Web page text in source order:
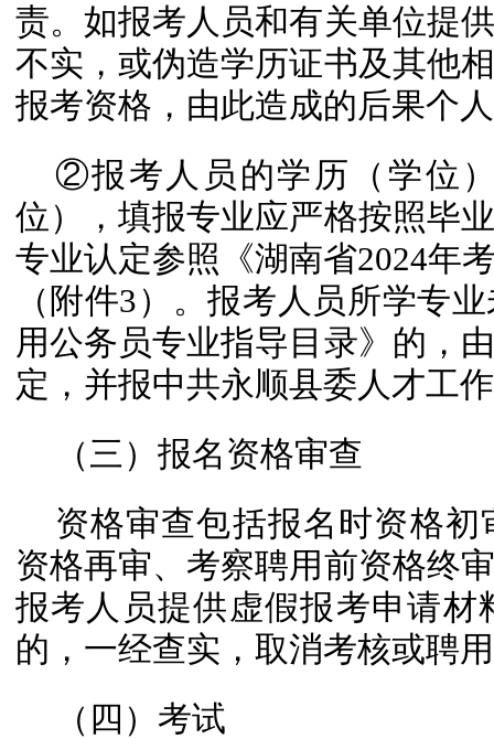
责。如报考人员和有关单位提
不实，或伪造学历证书及其他
报考资格，由此造成的后果个
②报考人员的学历（学位
位），填报专业应严格按照毕
专业认定参照《湖南省2024年
（附件3）。报考人员所学专
用公务员专业指导目录》的，
定，并报中共永顺县委人才工
（三）报名资格审查
资格审查包括报名时资格
资格再审、考察聘用前资格终
报考人员提供虚假报考申请
的，一经查实，取消考核或聘
（四）考试